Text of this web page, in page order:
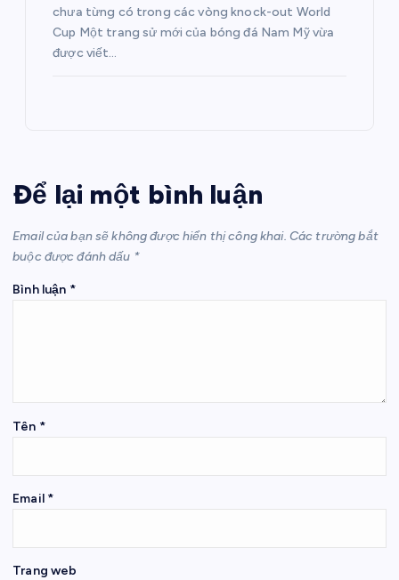
chưa từng có trong các vòng knock-out World
Cup Một trang sử mới của bóng đá Nam Mỹ vừa
được viết…
Để lại một bình luận
Email của bạn sẽ không được hiển thị công khai. Các trường bắt
buộc được đánh dấu *
Bình luận *
Tên *
Email *
Trang web